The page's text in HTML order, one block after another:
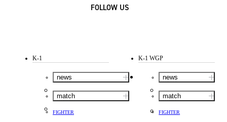
FOLLOW US
K-1
news
match
FIGHTER
K-1 WGP
news
match
FIGHTER